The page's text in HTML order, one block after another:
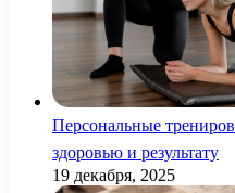
Персональные
здоровью и результату
19 декабря, 2025